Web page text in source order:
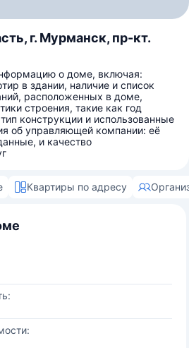
г. Мурманск, пр-кт.
о доме, включая:
в здании, наличие и список
расположенных в доме,
строения, такие как год
конструкции и использованные
об управляющей компании: её
и качество
Квартиры по адресу